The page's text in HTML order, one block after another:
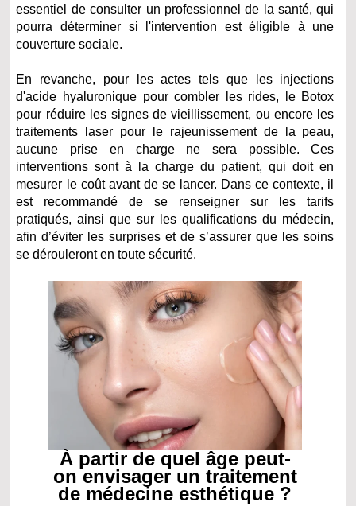
essentiel de consulter un professionnel de la santé, qui
pourra déterminer si l'intervention est éligible à une
couverture sociale.
En revanche, pour les actes tels que les injections
d'acide hyaluronique pour combler les rides, le Botox
pour réduire les signes de vieillissement, ou encore les
traitements laser pour le rajeunissement de la peau,
aucune prise en charge ne sera possible. Ces
interventions sont à la charge du patient, qui doit en
mesurer le coût avant de se lancer. Dans ce contexte, il
est recommandé de se renseigner sur les tarifs
pratiqués, ainsi que sur les qualifications du médecin,
afin d’éviter les surprises et de s’assurer que les soins
se dérouleront en toute sécurité.
À partir de quel âge peut-
on envisager un traitement
de médecine esthétique ?